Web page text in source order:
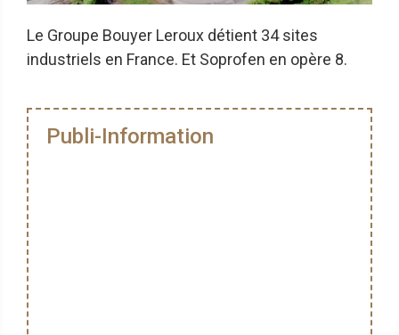
Le Groupe Bouyer Leroux détient 34 sites
industriels en France. Et Soprofen en opère 8.
Publi-Information